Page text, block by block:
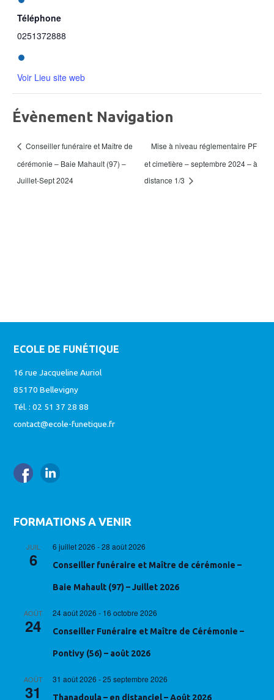
Téléphone
0251372888
Voir Lieu site web
Évènement Navigation
Conseiller funéraire et Maître de
cérémonie – Baie Mahault (97) –
Juillet-Sept 2024
Mise à niveau réglementaire PF
et cimetière – septembre 2024 – à
distance 1/3
ECOLE DE FUNÉTIQUE
16 rue Jacqueline Auriol
85170 Bellevigny
Tél. : 02 51 37 28 88
contact@ecole-funetique.fr
FORMATIONS A VENIR
JUIL
6
6 juillet 2026 -28 août 2026
Conseiller funéraire et Maître de cérémonie –
Baie Mahault (97) – Juillet 2026
AOÛT
24
24 août 2026 - 16 octobre 2026
Conseiller Funéraire et Maître de Cérémonie –
Pontivy (56) – août 2026
AOÛT
31
31 août 2026 -25 septembre 2026
Thanadoula – en distanciel – Août 2026